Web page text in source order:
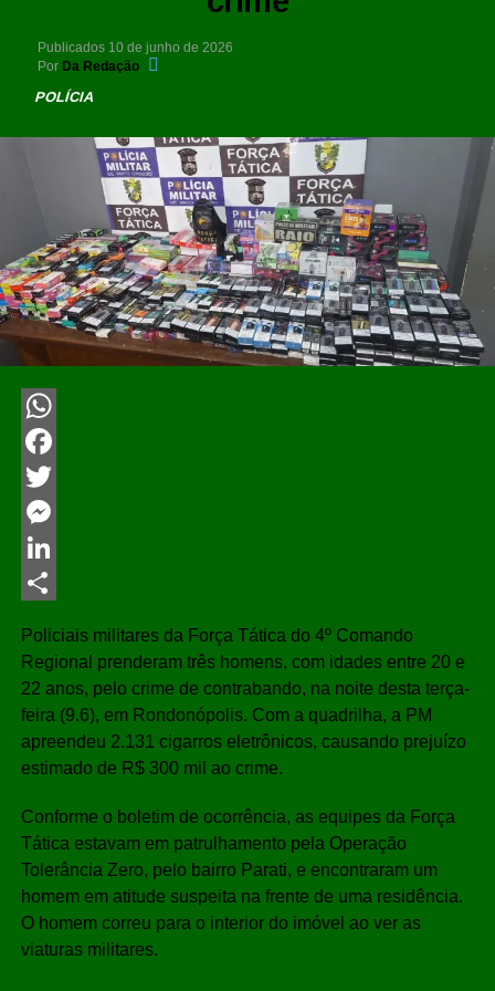
Publicados 10 de junho de 2026
Por Da Redação
POLÍCIA
WhatsApp
Facebook
Twitter
Messenger
LinkedIn
Policiais militares da Força Tática do 4º Comando
Regional prenderam três homens, com idades entre 20 e
22 anos, pelo crime de contrabando, na noite desta terça-
feira (9.6), em Rondonópolis. Com a quadrilha, a PM
apreendeu 2.131 cigarros eletrônicos, causando prejuízo
estimado de R$ 300 mil ao crime.
Conforme o boletim de ocorrência, as equipes da Força
Tática estavam em patrulhamento pela Operação
Tolerância Zero, pelo bairro Parati, e encontraram um
homem em atitude suspeita na frente de uma residência.
O homem correu para o interior do imóvel ao ver as
viaturas militares.